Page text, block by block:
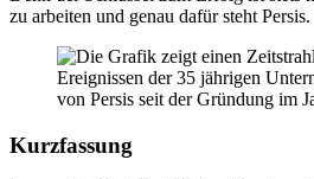
zu arbeiten und genau dafür steht Persis.
Kurzfassung